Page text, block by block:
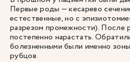
Первые роды — кесарево
естественные, но с
разрезом промежности). После
постепенно нарастать.
болезненными были именно
рубцов.